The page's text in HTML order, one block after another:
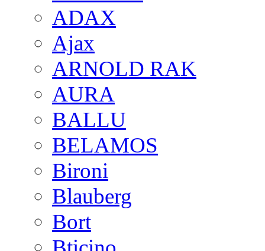
ADAX
Ajax
ARNOLD RAK
AURA
BALLU
BELAMOS
Bironi
Blauberg
Bort